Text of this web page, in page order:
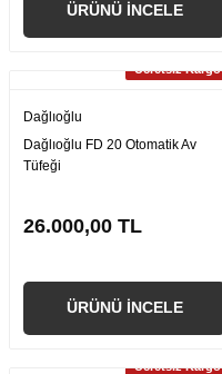
ÜRÜNÜ İNCELE
Ücretsiz Kargo
Dağlıoğlu
Dağlıoğlu FD 20 Otomatik Av
Tüfeği
26.000,00 TL
ÜRÜNÜ İNCELE
Ücretsiz Kargo